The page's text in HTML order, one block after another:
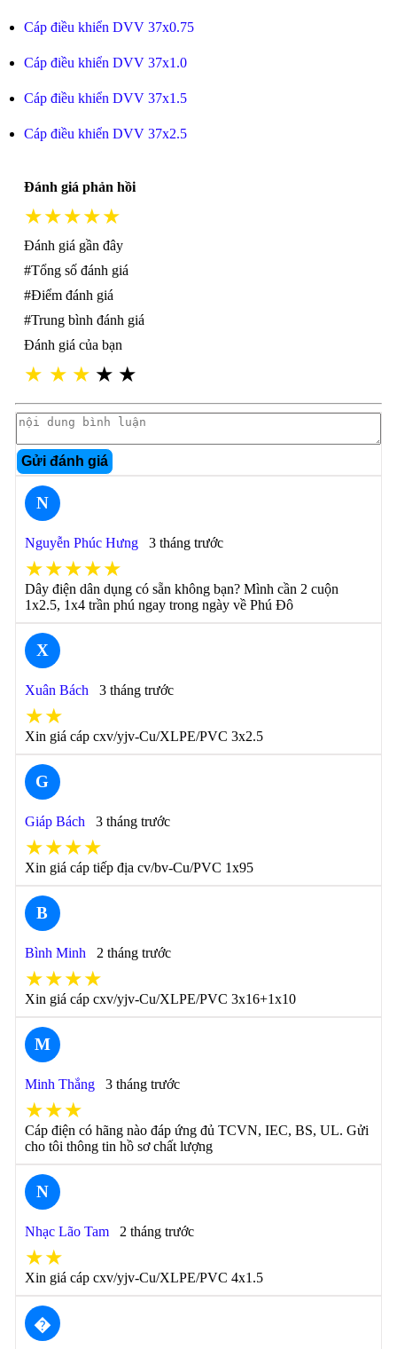
Cáp điều khiển DVV 37x0.75
Cáp điều khiển DVV 37x1.0
Cáp điều khiển DVV 37x1.5
Cáp điều khiển DVV 37x2.5
Đánh giá phản hồi
★★★★★
Đánh giá gần đây
#Tổng số đánh giá
#Điểm đánh giá
#Trung bình đánh giá
Đánh giá của bạn
★ ★ ★ ★ ★
Gửi đánh giá
N
Nguyễn Phúc Hưng 3 tháng trước
★★★★★
Dây điện dân dụng có sẵn không bạn? Mình cần 2 cuộn
1x2.5, 1x4 trần phú ngay trong ngày về Phú Đô
X
Xuân Bách 3 tháng trước
★★
Xin giá cáp cxv/yjv-Cu/XLPE/PVC 3x2.5
G
Giáp Bách 3 tháng trước
★★★★
Xin giá cáp tiếp địa cv/bv-Cu/PVC 1x95
B
Bình Minh 2 tháng trước
★★★★
Xin giá cáp cxv/yjv-Cu/XLPE/PVC 3x16+1x10
M
Minh Thắng 3 tháng trước
★★★
Cáp điện có hãng nào đáp ứng đủ TCVN, IEC, BS, UL. Gửi
cho tôi thông tin hồ sơ chất lượng
N
Nhạc Lão Tam 2 tháng trước
★★
Xin giá cáp cxv/yjv-Cu/XLPE/PVC 4x1.5
�